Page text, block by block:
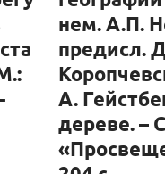
нем. А.П.
предисл.
А.
дереве. –